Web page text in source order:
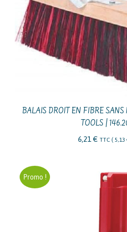
BALAIS DROIT EN FIBRE
TOOLS |
6,21 € TTC ( 5,13
Promo !